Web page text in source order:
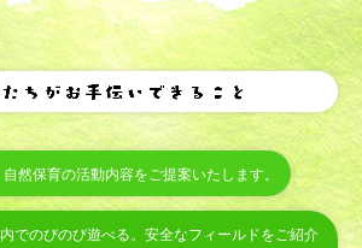
然保育の活動内容をご提案いたします。
でのびのび遊べる。安全なフィールドをご紹介